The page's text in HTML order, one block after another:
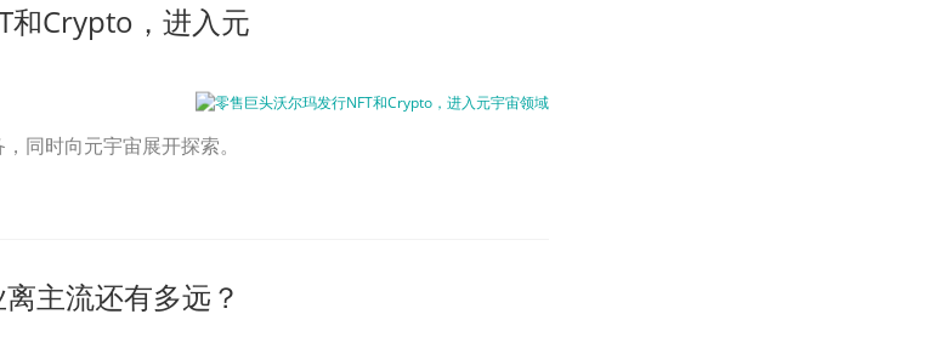
和Crypto，进入元
同时向元宇宙展开探索。
主流还有多远？